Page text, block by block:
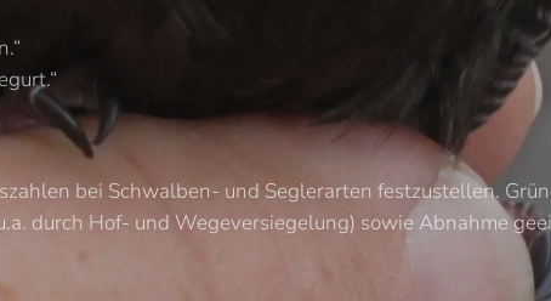
bei Schwalben- und Seglerarten festzustellen.
durch Hof- und Wegeversiegelung) sowie Abnahme